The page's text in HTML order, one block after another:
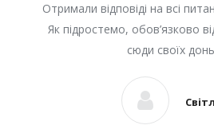
Отримали відповіді на всі
Як підростемо, обов’язково
сюди своїх